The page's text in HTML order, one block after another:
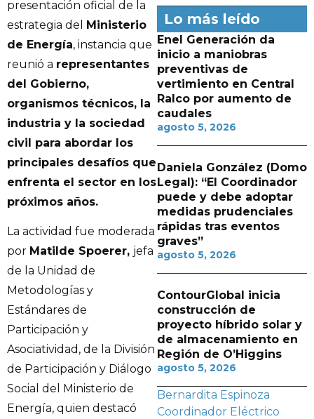
presentación oficial de la
estrategia del Ministerio
de Energía, instancia que
reunió a representantes
del Gobierno,
organismos técnicos, la
industria y la sociedad
civil para abordar los
principales desafíos que
enfrenta el sector en los
próximos años.
La actividad fue moderada
por Matilde Spoerer, jefa
de la Unidad de
Metodologías y
Estándares de
Participación y
Asociatividad, de la División
de Participación y Diálogo
Social del Ministerio de
Energía, quien destacó
Lo más leído
Enel Generación da
inicio a maniobras
preventivas de
vertimiento en Central
Ralco por aumento de
caudales
agosto 5, 2026
Daniela González (Domo
Legal): “El Coordinador
puede y debe adoptar
medidas prudenciales
rápidas tras eventos
graves”
agosto 5, 2026
ContourGlobal inicia
construcción de
proyecto híbrido solar y
de almacenamiento en
Región de O’Higgins
agosto 5, 2026
Bernardita Espinoza
Coordinador Eléctrico